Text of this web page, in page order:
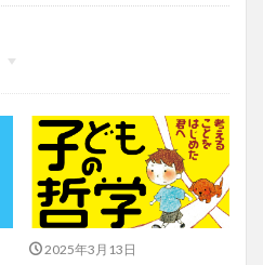
2025年3月13日